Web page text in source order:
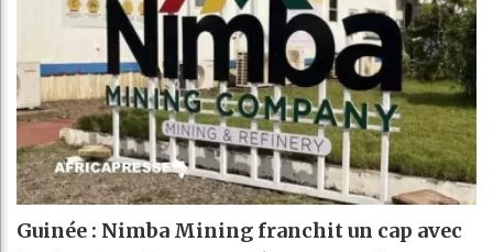
Guinée : Nimba Mining franchit un cap avec